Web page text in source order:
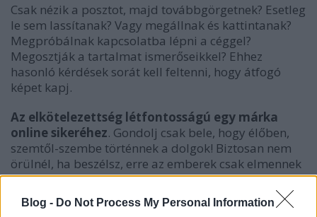
Blog - Do Not Process My Personal Information
Csak nézik a posztot, majd továbbgörgetnek? Esetleg
le sem lassítanak? Vagy megállnak és kattintanak?
Megpróbálnak kapcsolatba lépni a céggel?
Megosztják a tartalmat ismerőseikkel? Ehhez
hasonló kérdések sorát kell feltenni, hogy átfogó
képet kapj.
Az elkötelezettség létfontosságú egy márka
online sikeréhez. Gondolj csak bele, hogy élőben,
szemtől-szembe történnek a dolgok! Biztosan nem
örülnél, ha beszélsz, erre az emberek csak elmennek
melletted. Annak örülnél, ha megállnának,
meghallgatnának, Neked szentelnék a figyelmüket
és esetleg még érdeklődést is kifejeznének, hogy